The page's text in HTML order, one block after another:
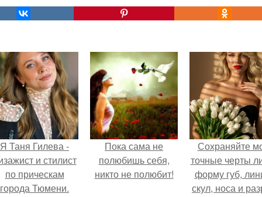
Я Таня Гилева -
и стилист
по прическам
города Тюмени.
Пока сама не
полюбишь себя,
никто не полюбит!
Сохраняйте
точные черты
форму губ,
скул, носа и